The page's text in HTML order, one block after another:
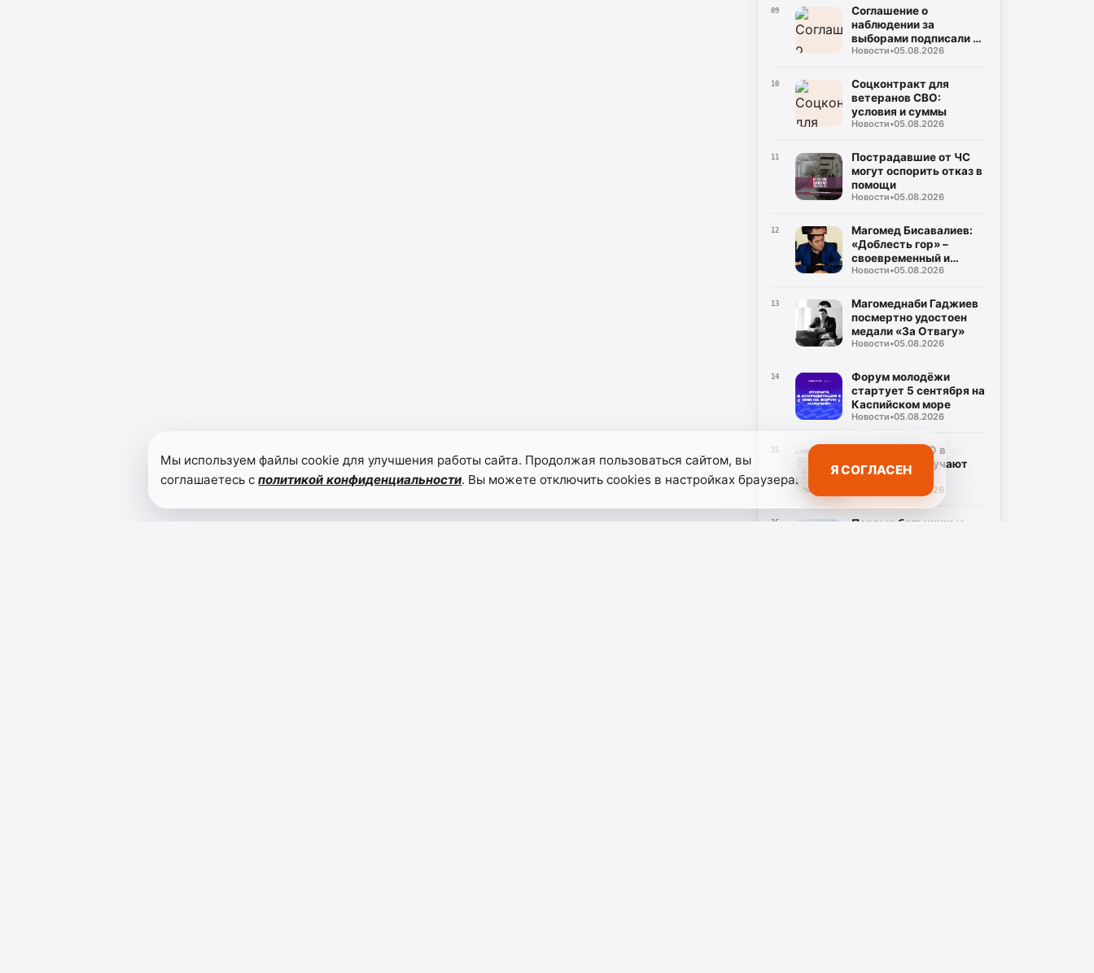
09
Соглашение о
наблюдении за
выборами подписали в
Дагестане
Новости•05.08.2026
10
Соцконтракт для
ветеранов СВО:
условия и суммы
Новости•05.08.2026
11
Пострадавшие от ЧС
могут оспорить отказ в
помощи
Новости•05.08.2026
12
Магомед Бисавалиев:
«Доблесть гор» –
своевременный и
долгожданный ответ на
Новости•05.08.2026
13
Магомеднаби Гаджиев
посмертно удостоен
медали «За Отвагу»
Новости•05.08.2026
14
Форум молодёжи
стартует 5 сентября на
Каспийском море
Новости•05.08.2026
15
Участники СВО в
Дагестане получают
соцконтракты
05.08.2026
16
Первые больничные
Мы используем файлы cookie для улучшения работы сайта. Продолжая пользоваться сайтом, вы
соглашаетесь сполитикой конфиденциальности. Вы можете отключить cookies в настройках браузера.
Я СОГЛАСЕН